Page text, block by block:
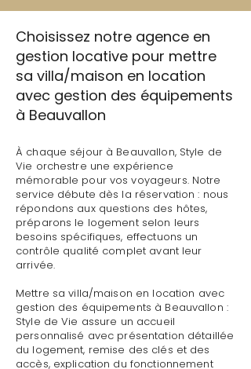
Choisissez notre agence en
gestion locative pour mettre
sa villa/maison en location
avec gestion des équipements
à Beauvallon
À chaque séjour à Beauvallon, Style de
Vie orchestre une expérience
mémorable pour vos voyageurs. Notre
service débute dès la réservation : nous
répondons aux questions des hôtes,
préparons le logement selon leurs
besoins spécifiques, effectuons un
contrôle qualité complet avant leur
arrivée.
Mettre sa villa/maison en location avec
gestion des équipements à Beauvallon :
Style de Vie assure un accueil
personnalisé avec présentation détaillée
du logement, remise des clés et des
accès, explication du fonctionnement